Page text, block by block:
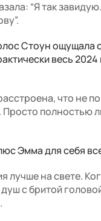
“Я так
Стоун ощущала
весь
что не
Просто полностью
Эмма для себя
лучше на свете.
с бритой